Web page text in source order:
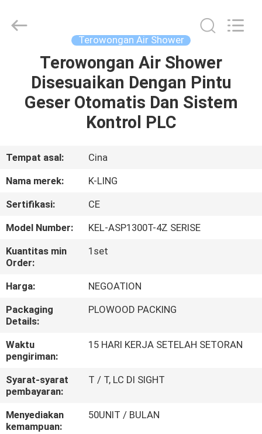
RUMAH
PRODUK
KAMI
PABRIK
KONTROL
KUALITAS
HUBUNGI
KAMI
BERITA
KASUS-
KASUS
Technology
Company.
Terowongan Air Shower
Terowongan Air Shower
Disesuaikan Dengan Pintu
Geser Otomatis Dan Sistem
Kontrol PLC
Tempat asal:
Cina
Nama merek:
K-LING
Sertifikasi:
CE
Model Number:
KEL-ASP1300T-4Z SERISE
Kuantitas min
Order:
1set
Harga:
NEGOATION
Packaging
Details:
PLOWOOD PACKING
Waktu
pengiriman:
15 HARI KERJA SETELAH SETORAN
Syarat-syarat
pembayaran:
T / T, LC DI SIGHT
Menyediakan
kemampuan:
50UNIT / BULAN